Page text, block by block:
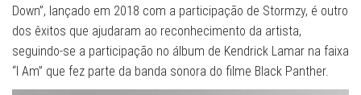
Down”, lançado em 2018 com a participação de Stormzy, é outro
dos êxitos que ajudaram ao reconhecimento da artista,
seguindo-se a participação no álbum de Kendrick Lamar na faixa
“I Am” que fez parte da banda sonora do filme Black Panther.